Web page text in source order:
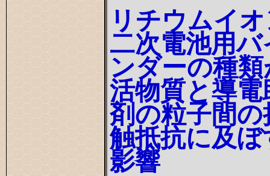
リチウムイ
二次電池用バ
ンダーの種類
活物質と導電
剤の粒子間の
触抵抗に及ぼ
影響